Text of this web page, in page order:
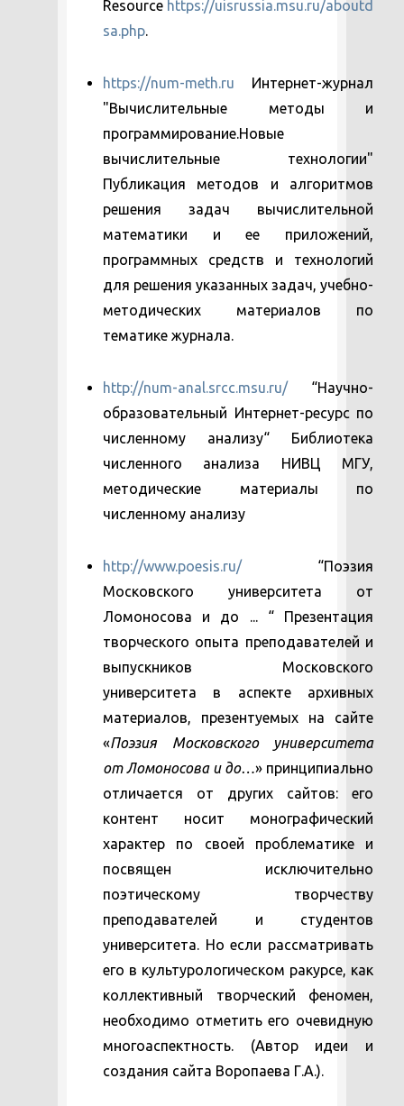
Resource https://uisrussia.msu.ru/aboutd
sa.php.
https://num-meth.ru Интернет-журнал
"Вычислительные методы и
программирование.Новые
вычислительные технологии"
Публикация методов и алгоритмов
решения задач вычислительной
математики и ее приложений,
программных средств и технологий
для решения указанных задач, учебно-
методических материалов по
тематике журнала.
http://num-anal.srcc.msu.ru/“Научно-
образовательный Интернет-ресурс по
численному анализу“ Библиотека
численного анализа НИВЦ МГУ,
методические материалы по
численному анализу
http://www.poesis.ru/“Поэзия
Московского университета от
Ломоносова и до ... “ Презентация
творческого опыта преподавателей и
выпускников Московского
университета в аспекте архивных
материалов, презентуемых на сайте
«Поэзия Московского университета
от Ломоносова и до…» принципиально
отличается от других сайтов: его
контент носит монографический
характер по своей проблематике и
посвящен исключительно
поэтическому творчеству
преподавателей и студентов
университета. Но если рассматривать
его в культурологическом ракурсе, как
коллективный творческий феномен,
необходимо отметить его очевидную
многоаспектность. (Автор идеи и
создания сайта Воропаева Г.А.).